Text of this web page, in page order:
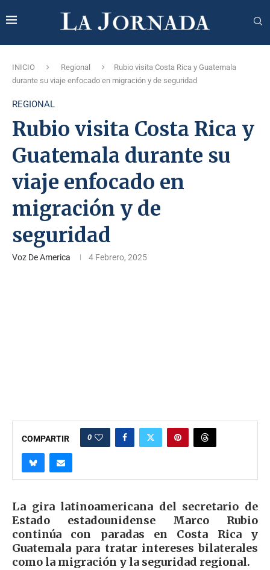
INICIO Regional
Rubio visita Costa Rica y Guatemala
durante su viaje enfocado en migración y de seguridad
REGIONAL
Rubio visita Costa Rica y
Guatemala durante su
viaje enfocado en
migración y de
seguridad
Voz De America 4 Febrero, 2025
COMPARTIR 0
La gira latinoamericana del secretario de
Estado estadounidense Marco Rubio
continúa con paradas en Costa Rica y
Guatemala para tratar intereses bilaterales
como la migración y la seguridad regional.